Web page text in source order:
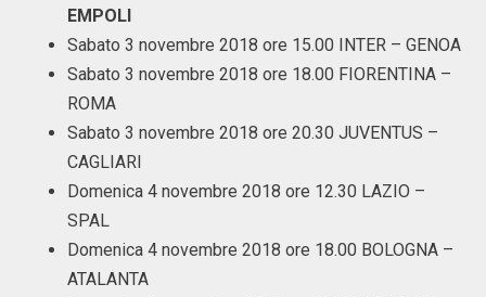
EMPOLI
Sabato 3 novembre 2018 ore 15.00 INTER – GENOA
Sabato 3 novembre 2018 ore 18.00 FIORENTINA –
ROMA
Sabato 3 novembre 2018 ore 20.30 JUVENTUS –
CAGLIARI
Domenica 4 novembre 2018 ore 12.30 LAZIO –
SPAL
Domenica 4 novembre 2018 ore 18.00 BOLOGNA –
ATALANTA